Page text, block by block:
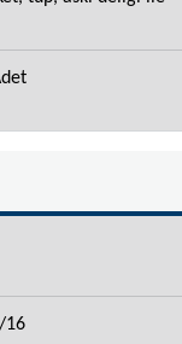
16